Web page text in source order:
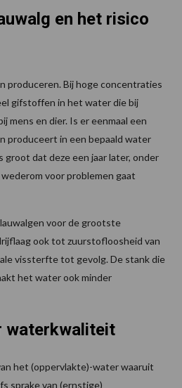
en het risico
produceren. Bij hoge concentraties
gifstoffen in het water die bij
mens en dier. Is er eenmaal een
produceert in een bepaald water
groot dat deze een jaar later, onder
voor problemen gaat
voor de grootste
ook tot zuurstofloosheid van
vissterfte tot gevolg. De stank die
het water ook minder
waterkwaliteit
het (oppervlakte)-water waaruit
sprake van (ernstige)